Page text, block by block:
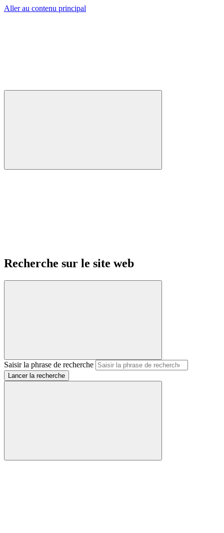
Aller au contenu principal
Recherche sur le site web
Saisir la phrase de recherche
Lancer la recherche